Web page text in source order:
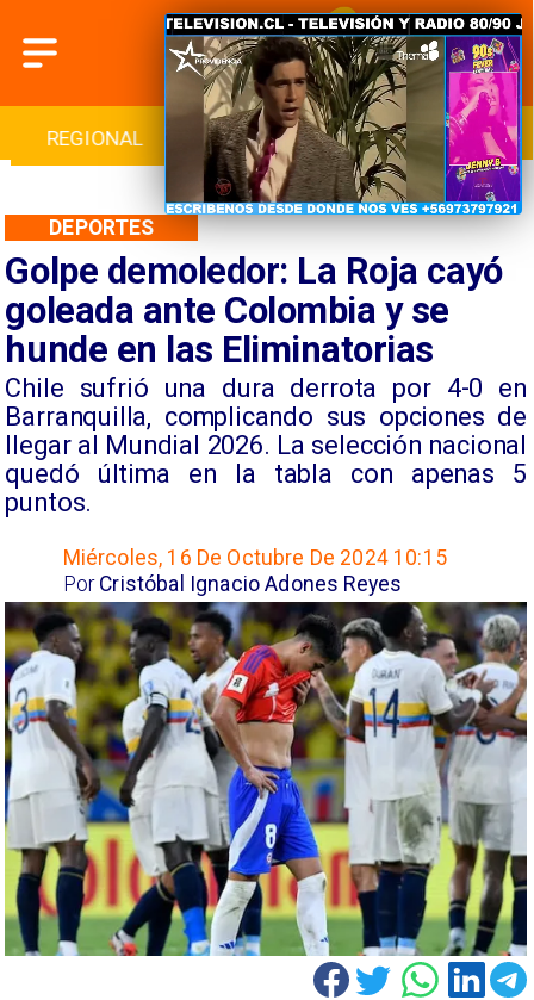
INTERNACIONAL DEPORTES CULTURA
Golpe demoledor: La Roja cayó
goleada ante Colombia y se
hunde en las Eliminatorias
​Chile sufrió una dura derrota por 4-0 en
Barranquilla, complicando sus opciones de
llegar al Mundial 2026. La selección nacional
quedó última en la tabla con apenas 5
puntos.
DEPORTES
Miércoles, 16 De Octubre De 2024 10:15
Cristóbal Ignacio Adones Reyes
Por